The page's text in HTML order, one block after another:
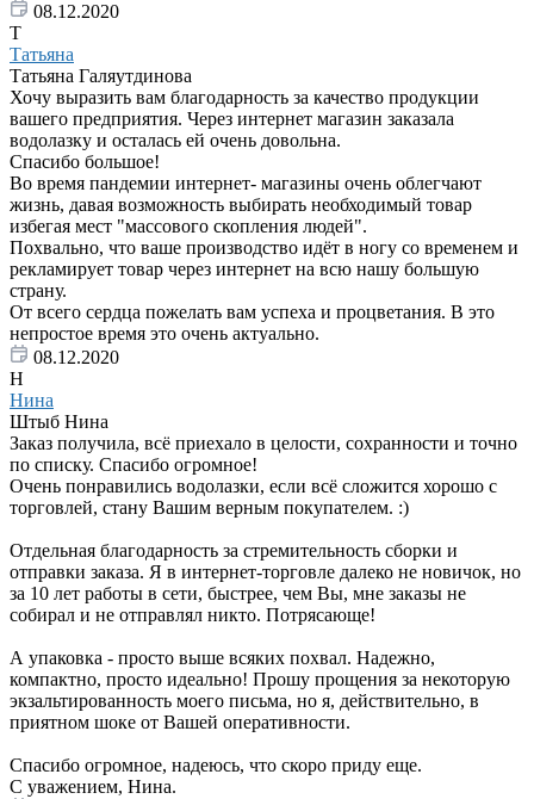
08.12.2020
Т
Татьяна
Татьяна Галяутдинова
Хочу выразить вам благодарность за качество продукции
вашего предприятия. Через интернет магазин заказала
водолазку и осталась ей очень довольна.
Спасибо большое!
Во время пандемии интернет- магазины очень облегчают
жизнь, давая возможность выбирать необходимый товар
избегая мест "массового скопления людей".
Похвально, что ваше производство идёт в ногу со временем и
рекламирует товар через интернет на всю нашу большую
страну.
От всего сердца пожелать вам успеха и процветания. В это
непростое время это очень актуально.
08.12.2020
Н
Нина
Штыб Нина
Заказ получила, всё приехало в целости, сохранности и точно
по списку. Спасибо огромное!
Очень понравились водолазки, если всё сложится хорошо с
торговлей, стану Вашим верным покупателем. :)
Отдельная благодарность за стремительность сборки и
отправки заказа. Я в интернет-торговле далеко не новичок, но
за 10 лет работы в сети, быстрее, чем Вы, мне заказы не
собирал и не отправлял никто. Потрясающе!
А упаковка - просто выше всяких похвал. Надежно,
компактно, просто идеально! Прошу прощения за некоторую
экзальтированность моего письма, но я, действительно, в
приятном шоке от Вашей оперативности.
Спасибо огромное, надеюсь, что скоро приду еще.
С уважением, Нина.